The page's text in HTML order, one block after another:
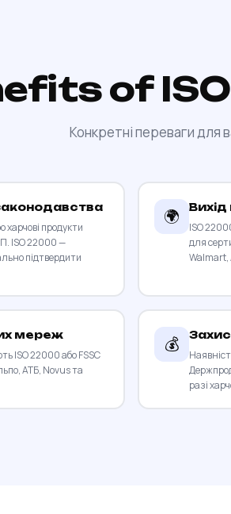
of
Конкретні переваги для
харчові продукти
ISO 22000 —
підтвердити
🌍
ISO
для
Walmart,
мереж
ISO 22000 або FSSC
АТБ, Novus та
💰
разі